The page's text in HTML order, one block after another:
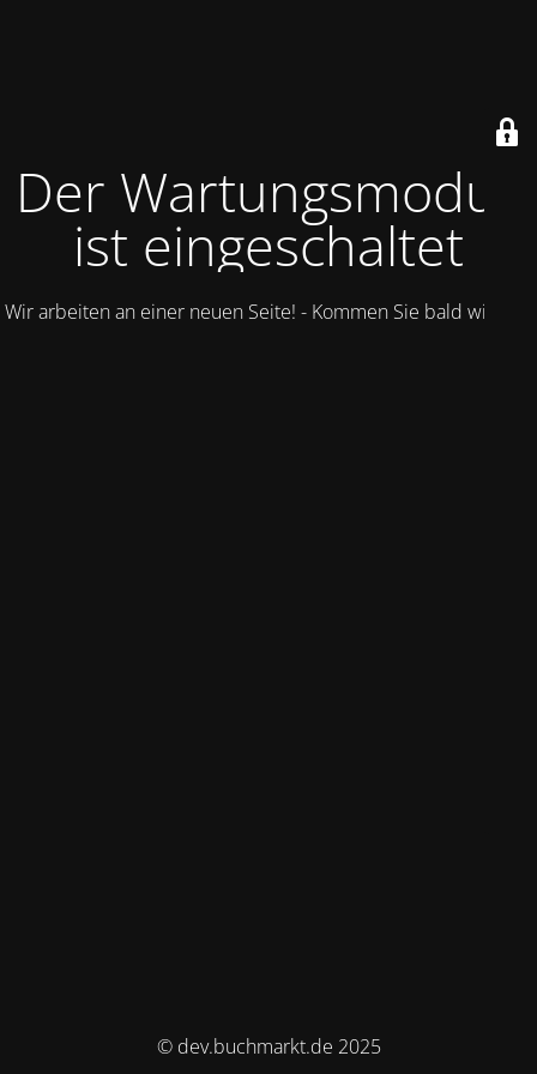
Der Wartungsmodus
ist eingeschaltet
Wir arbeiten an einer neuen Seite! - Kommen Sie bald wieder.
© dev.buchmarkt.de 2025